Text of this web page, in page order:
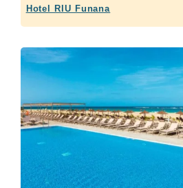
Hotel RIU Funana